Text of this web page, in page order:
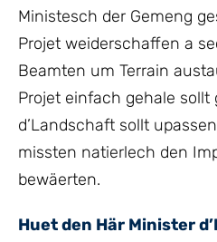
Ministesch der Gemeng
Projet weiderschaffen a
Beamten um Terrain
Projet einfach gehale
d’Landschaft sollt
missten natierlech den
bewäerten.
Huet den Här Minister